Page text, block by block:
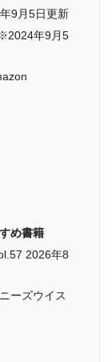
9月5日更新
年9月5
め書籍
2026年8
ーズウイス